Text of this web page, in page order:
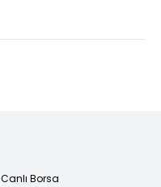
Canlı Borsa